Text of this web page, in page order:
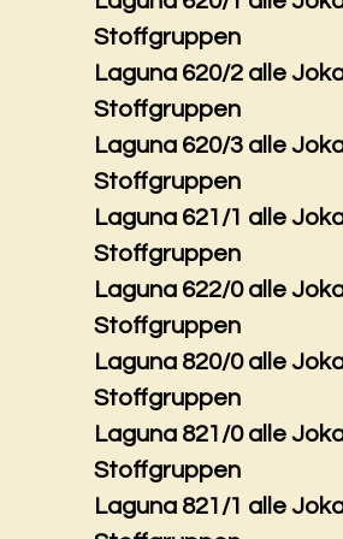
Stoffgruppen
Laguna 620/2 alle
Stoffgruppen
Laguna 620/3 alle
Stoffgruppen
Laguna 621/1 alle
Stoffgruppen
Laguna 622/0 alle
Stoffgruppen
Laguna 820/0 alle
Stoffgruppen
Laguna 821/0 alle
Stoffgruppen
Laguna 821/1 alle